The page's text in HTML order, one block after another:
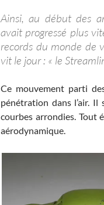
Ainsi, au début des
avait progressé plus
records du monde de
vit le jour : « le
Ce mouvement parti
pénétration dans l’air.
courbes arrondies. Tout
aérodynamique.